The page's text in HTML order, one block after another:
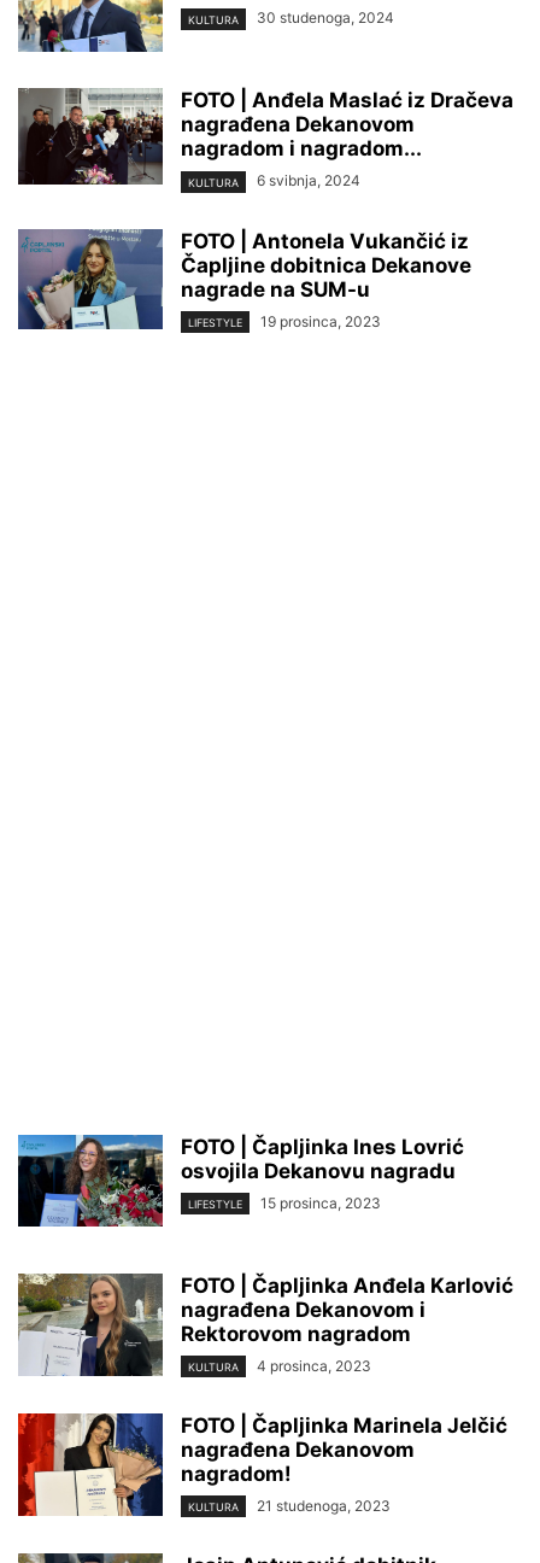
KULTURA 30 studenoga, 2024
FOTO | Anđela Maslać iz Dračeva
nagrađena Dekanovom
nagradom i nagradom...
KULTURA 6 svibnja, 2024
FOTO | Antonela Vukančić iz
Čapljine dobitnica Dekanove
nagrade na SUM-u
LIFESTYLE 19 prosinca, 2023
FOTO | Čapljinka Ines Lovrić
osvojila Dekanovu nagradu
LIFESTYLE 15 prosinca, 2023
FOTO | Čapljinka Anđela Karlović
nagrađena Dekanovom i
Rektorovom nagradom
KULTURA 4 prosinca, 2023
FOTO | Čapljinka Marinela Jelčić
nagrađena Dekanovom
nagradom!
KULTURA 21 studenoga, 2023